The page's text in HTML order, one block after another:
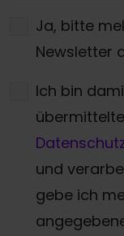
Ja, bitte
Newsletter
Ich bin
und
gebe ich